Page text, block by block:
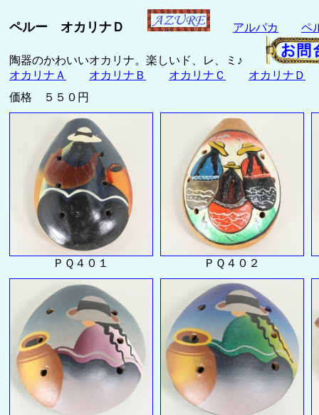
ペルー オカリナＤ アルパカ ペ
陶器のかわいいオカリナ。楽しいド、レ、ミ♪
オカリナＡ
オカリナＢ オカリナＣ
オカリナＤ
価格 ５５０円
ＰＱ４０１ ＰＱ４０２